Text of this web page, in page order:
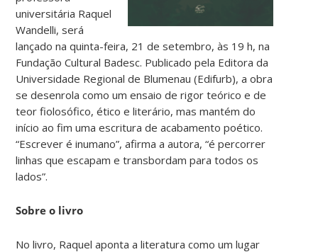
universitária Raquel
Wandelli, será
lançado na quinta-feira, 21 de setembro, às 19 h, na
Fundação Cultural Badesc. Publicado pela Editora da
Universidade Regional de Blumenau (Edifurb), a obra
se desenrola como um ensaio de rigor teórico e de
teor fiolosófico, ético e literário, mas mantém do
início ao fim uma escritura de acabamento poético.
“Escrever é inumano”, afirma a autora, “é percorrer
linhas que escapam e transbordam para todos os
lados”.
Sobre o livro
No livro, Raquel aponta a literatura como um lugar